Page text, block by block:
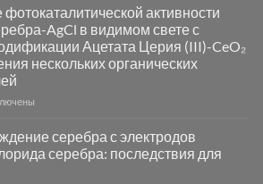
активности
AgCl в видимом свете с
Ацетата Церия (III)-CeO₂
нескольких органических
серебра с электродов
серебра: последствия для